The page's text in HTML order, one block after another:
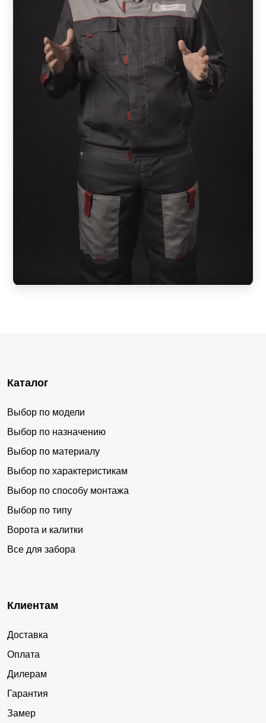
Каталог
Выбор по модели
Выбор по назначению
Выбор по материалу
Выбор по характеристикам
Выбор по способу монтажа
Выбор по типу
Ворота и калитки
Все для забора
Клиентам
Доставка
Оплата
Дилерам
Гарантия
Замер